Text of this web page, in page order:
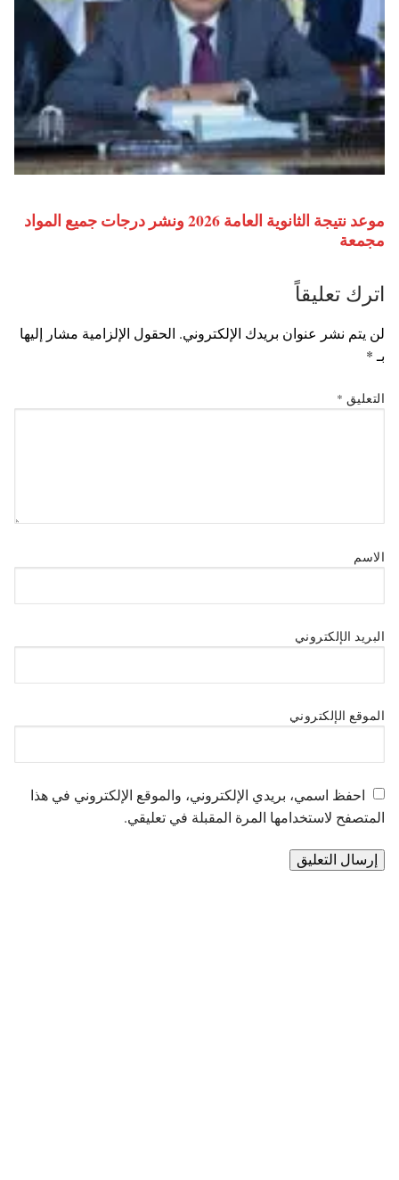
موعد نتيجة الثانوية العامة 2026 ونشر درجات جميع المواد
مجمعة
اترك تعليقاً
لن يتم نشر عنوان بريدك الإلكتروني. الحقول الإلزامية مشار إليها
بـ *
التعليق *
الاسم
البريد الإلكتروني
الموقع الإلكتروني
احفظ اسمي، بريدي الإلكتروني، والموقع الإلكتروني في هذا
المتصفح لاستخدامها المرة المقبلة في تعليقي.